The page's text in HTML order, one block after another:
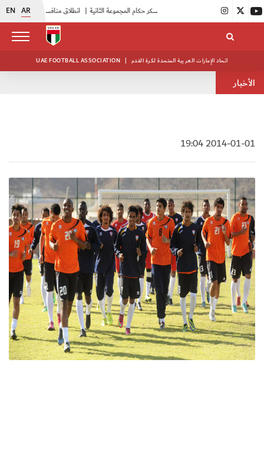
EN AR انطلاق منافسات بطولة النخبة لحرس الرئاسة |
UAE FOOTBALL ASSOCIATION | اتحاد الإمارات العربية المتحدة لكرة القدم
الأخبار
2014-01-01 19:04